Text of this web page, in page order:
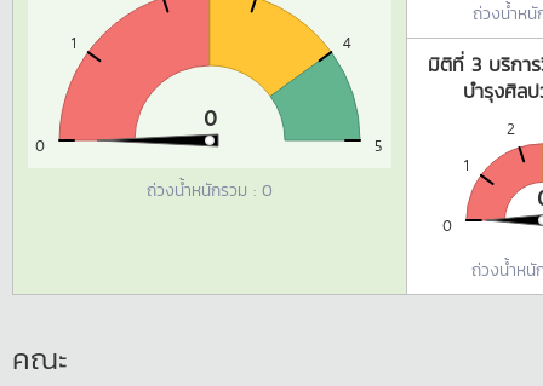
0
1 4
5
0
ถ่วงน้ำหนักรวม : 0
ถ่วงน้ำห
มิติที่ 3 บริการ
บำรุงศิล
0
1
2
ถ่วงน้ำห
คณะ